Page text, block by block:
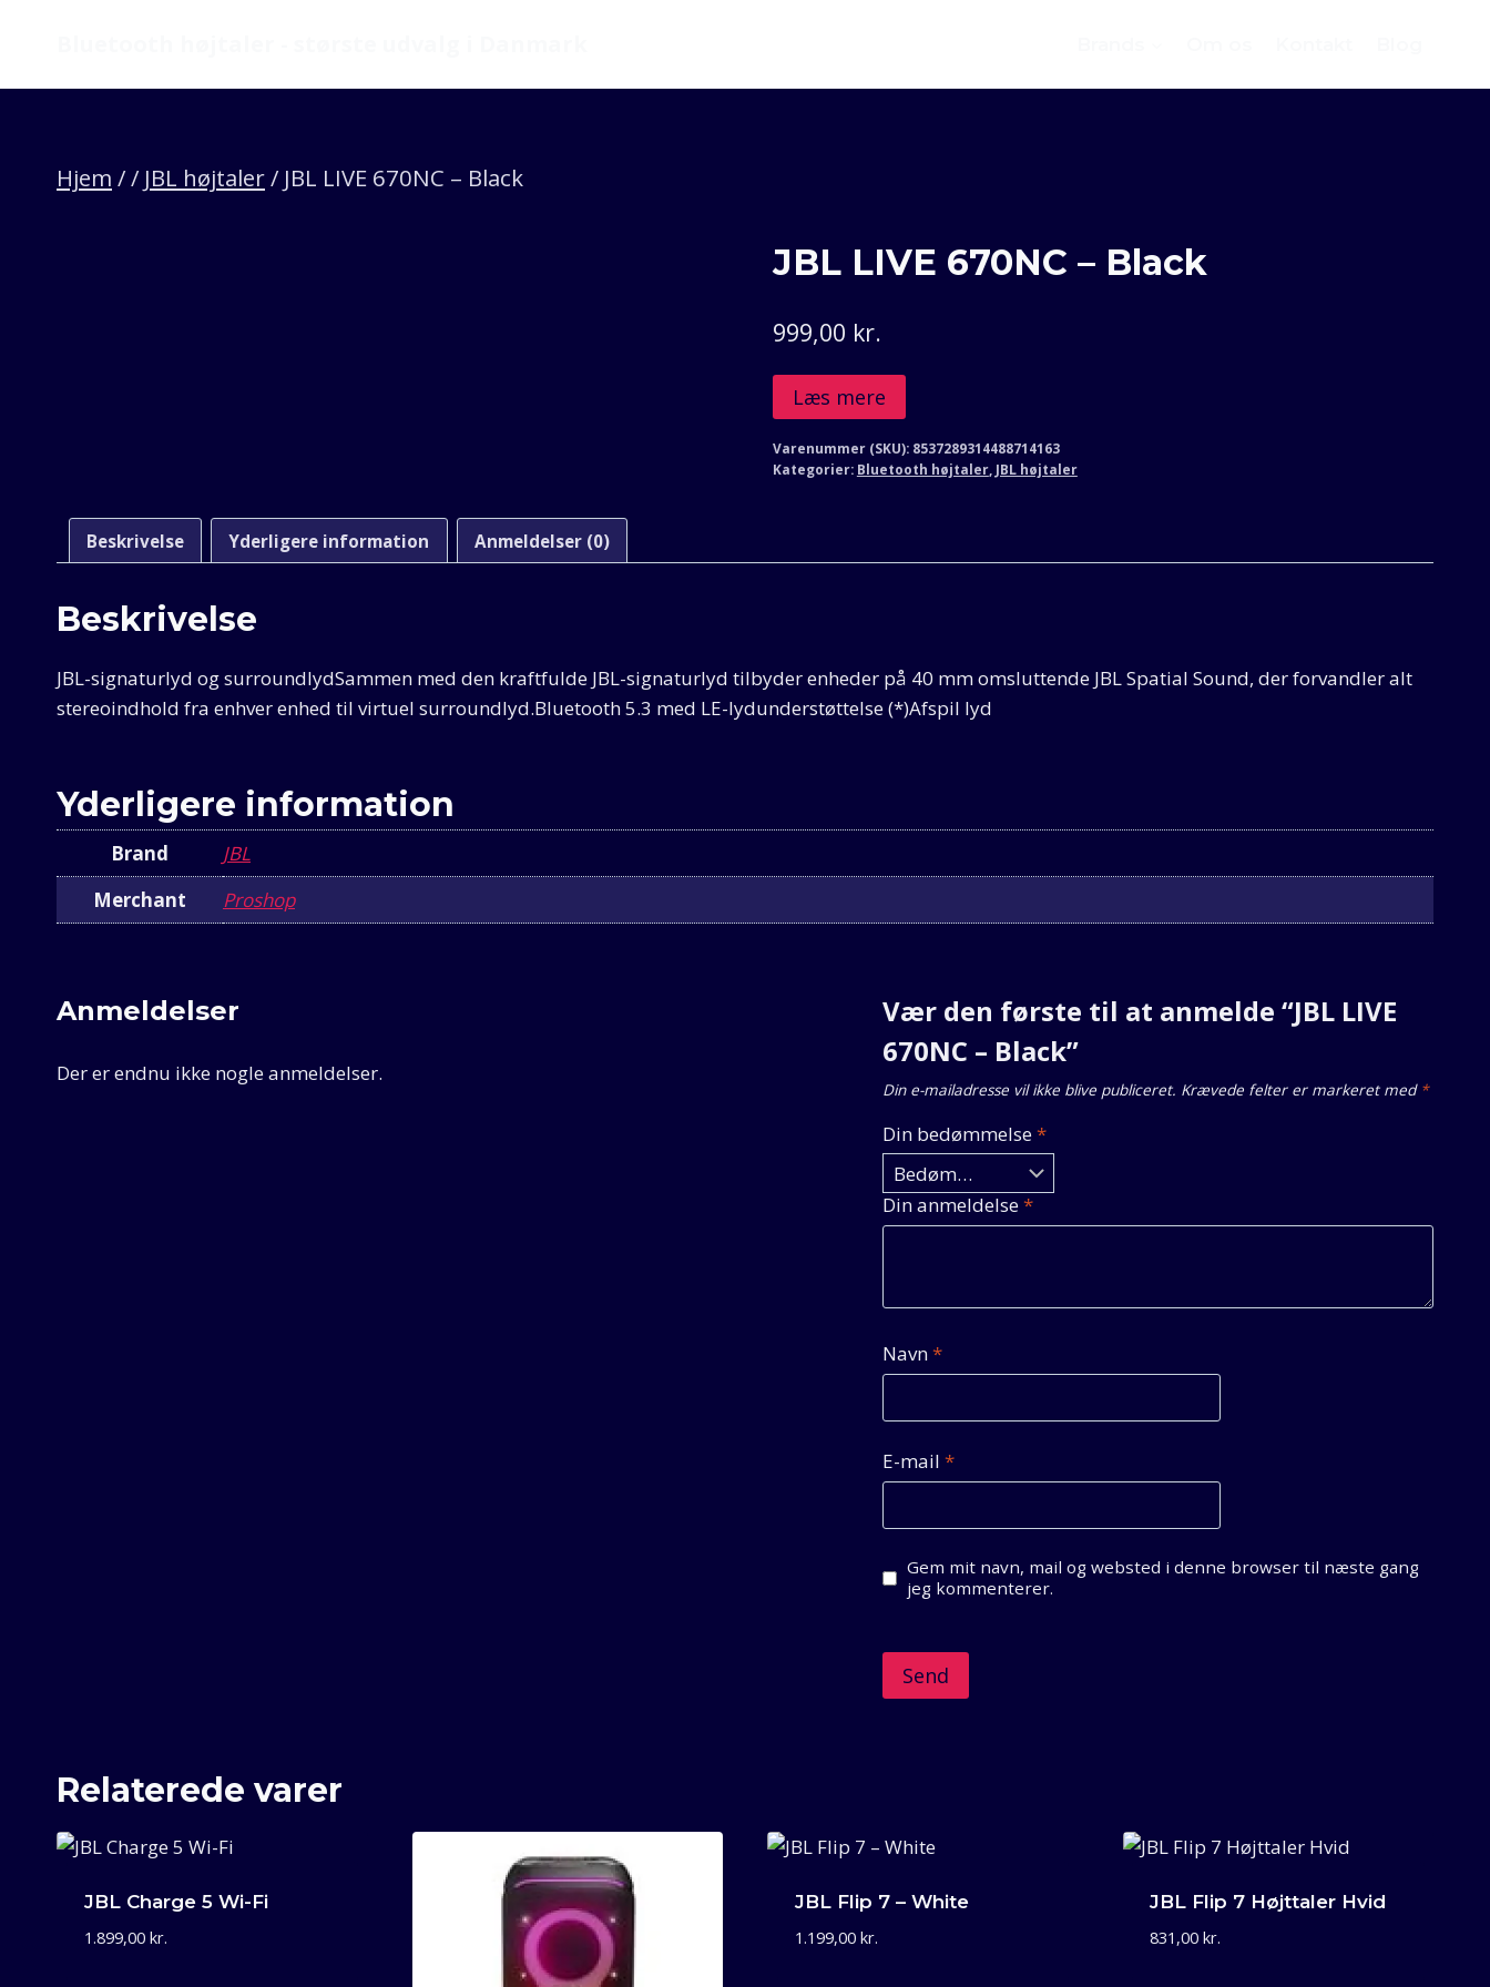
Hjem // JBL højtaler/ JBL LIVE 670NC – Black
JBL LIVE 670NC – Black
999,00 kr.
Læs mere
Varenummer (SKU): 8537289314488714163
Kategorier: Bluetooth højtaler, JBL højtaler
Beskrivelse Yderligere information Anmeldelser (0)
Beskrivelse
JBL-signaturlyd og surroundlydSammen med den kraftfulde JBL-signaturlyd tilbyder enheder på 40 mm omsluttende JBL Spatial Sound, der forvandler alt
stereoindhold fra enhver enhed til virtuel surroundlyd.Bluetooth 5.3 med LE-lydunderstøttelse (*)Afspil lyd
Yderligere information
Brand
JBL
Merchant
Proshop
Anmeldelser
Der er endnu ikke nogle anmeldelser.
Vær den første til at anmelde “JBL LIVE
670NC – Black”
Din e-mailadresse vil ikke blive publiceret. Krævede felter er markeret med *
Din bedømmelse*
Din anmeldelse*
Navn*
E-mail*
Gem mit navn, mail og websted i denne browser til næste gang
jeg kommenterer.
Relaterede varer
JBL Charge 5 Wi-Fi
1.899,00 kr.
JBL Flip 7 – White
1.199,00 kr.
JBL Flip 7 Højttaler Hvid
831,00 kr.